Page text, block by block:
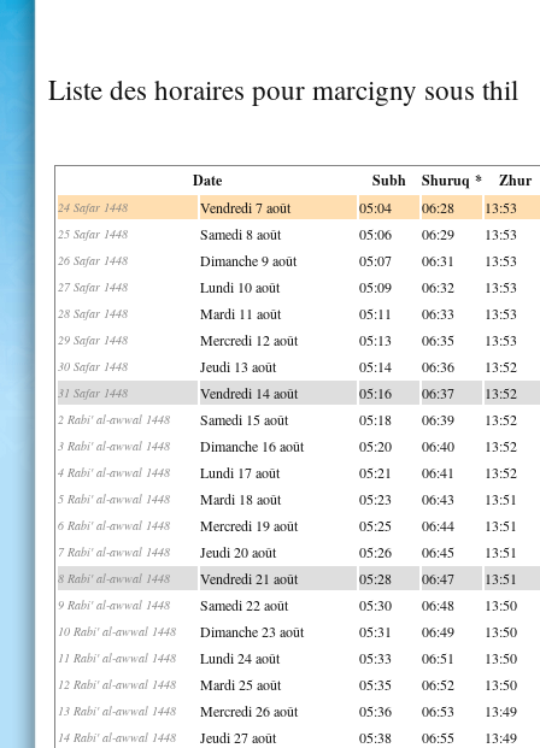
Liste des horaires pour marcigny sous thil
Date Subh Shuruq * Zhur
24 Safar 1448 Vendredi 7 août 05:04 06:28 13:53
25 Safar 1448 Samedi 8 août 05:06 06:29 13:53
26 Safar 1448 Dimanche 9 août 05:07 06:31 13:53
27 Safar 1448 Lundi 10 août 05:09 06:32 13:53
28 Safar 1448 Mardi 11 août 05:11 06:33 13:53
29 Safar 1448 Mercredi 12 août 05:13 06:35 13:53
30 Safar 1448 Jeudi 13 août 05:14 06:36 13:52
31 Safar 1448 Vendredi 14 août 05:16 06:37 13:52
2 Rabi' al-awwal 1448 Samedi 15 août 05:18 06:39 13:52
3 Rabi' al-awwal 1448 Dimanche 16 août 05:20 06:40 13:52
4 Rabi' al-awwal 1448 Lundi 17 août 05:21 06:41 13:52
5 Rabi' al-awwal 1448 Mardi 18 août 05:23 06:43 13:51
6 Rabi' al-awwal 1448 Mercredi 19 août 05:25 06:44 13:51
7 Rabi' al-awwal 1448 Jeudi 20 août 05:26 06:45 13:51
8 Rabi' al-awwal 1448 Vendredi 21 août 05:28 06:47 13:51
9 Rabi' al-awwal 1448 Samedi 22 août 05:30 06:48 13:50
10 Rabi' al-awwal 1448 Dimanche 23 août 05:31 06:49 13:50
11 Rabi' al-awwal 1448 Lundi 24 août 05:33 06:51 13:50
12 Rabi' al-awwal 1448 Mardi 25 août 05:35 06:52 13:50
13 Rabi' al-awwal 1448 Mercredi 26 août 05:36 06:53 13:49
14 Rabi' al-awwal 1448 Jeudi 27 août 05:38 06:55 13:49